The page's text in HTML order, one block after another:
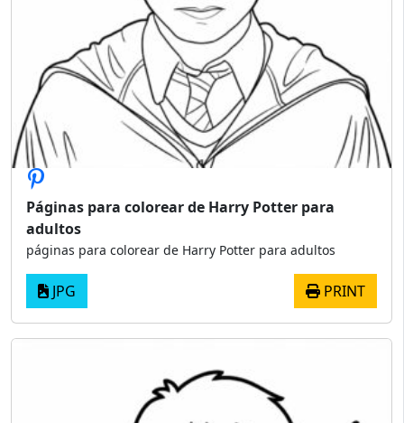
Páginas para colorear de Harry Potter para
adultos
páginas para colorear de Harry Potter para adultos
JPG PRINT